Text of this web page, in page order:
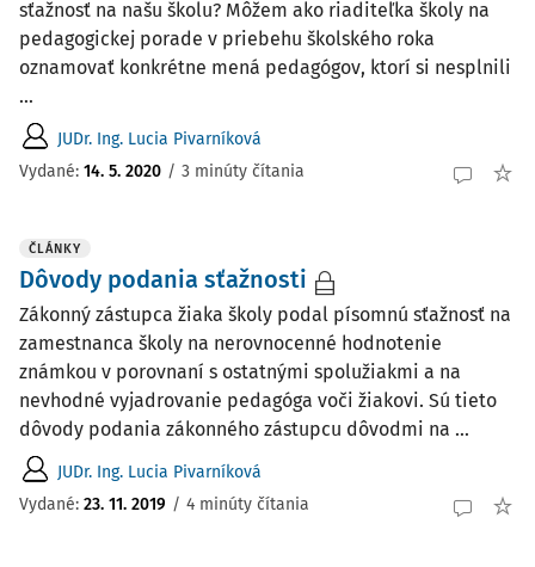
sťažnosť na našu školu? Môžem ako riaditeľka školy na
pedagogickej porade v priebehu školského roka
oznamovať konkrétne mená pedagógov, ktorí si nesplnili
...
JUDr. Ing. Lucia Pivarníková
Vydané: 14. 5. 2020 / 3 minúty čítania
ČLÁNKY
Dôvody podania sťažnosti
Zákonný zástupca žiaka školy podal písomnú sťažnosť na
zamestnanca školy na nerovnocenné hodnotenie
známkou v porovnaní s ostatnými spolužiakmi a na
nevhodné vyjadrovanie pedagóga voči žiakovi. Sú tieto
dôvody podania zákonného zástupcu dôvodmi na ...
JUDr. Ing. Lucia Pivarníková
Vydané: 23. 11. 2019 / 4 minúty čítania